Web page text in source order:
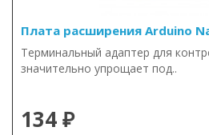
Плата расширения Arduino
Терминальный адаптер для
значительно упрощает под..
134 ₽